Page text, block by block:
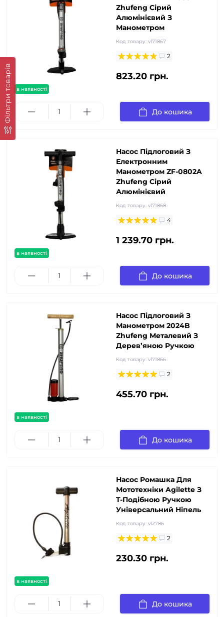
в наявності
Zhufeng Сірий
Алюмінієвий З
Манометром
Код товару: vl71867
2
823.20 грн.
До кошика
в наявності
Насос Підлоговий З
Електронним
Манометром ZF-0802A
Zhufeng Сірий
Алюмінієвий
Код товару: vl71868
4
1 239.70 грн.
До кошика
в наявності
Насос Підлоговий З
Манометром 2024B
Zhufeng Металевий З
Дерев’яною Ручкою
Код товару: vl71866
2
455.70 грн.
До кошика
в наявності
Насос Ромашка Для
Мототехніки Agilette З
T-Подібною Ручкою
Універсальний Ніпель
Код товару: vl2786
2
230.30 грн.
До кошика
Фільтри товарів